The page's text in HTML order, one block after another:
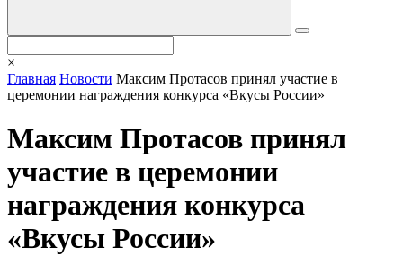
×
Главная Новости Максим Протасов принял участие в
церемонии награждения конкурса «Вкусы России»
Максим Протасов принял
участие в церемонии
награждения конкурса
«Вкусы России»